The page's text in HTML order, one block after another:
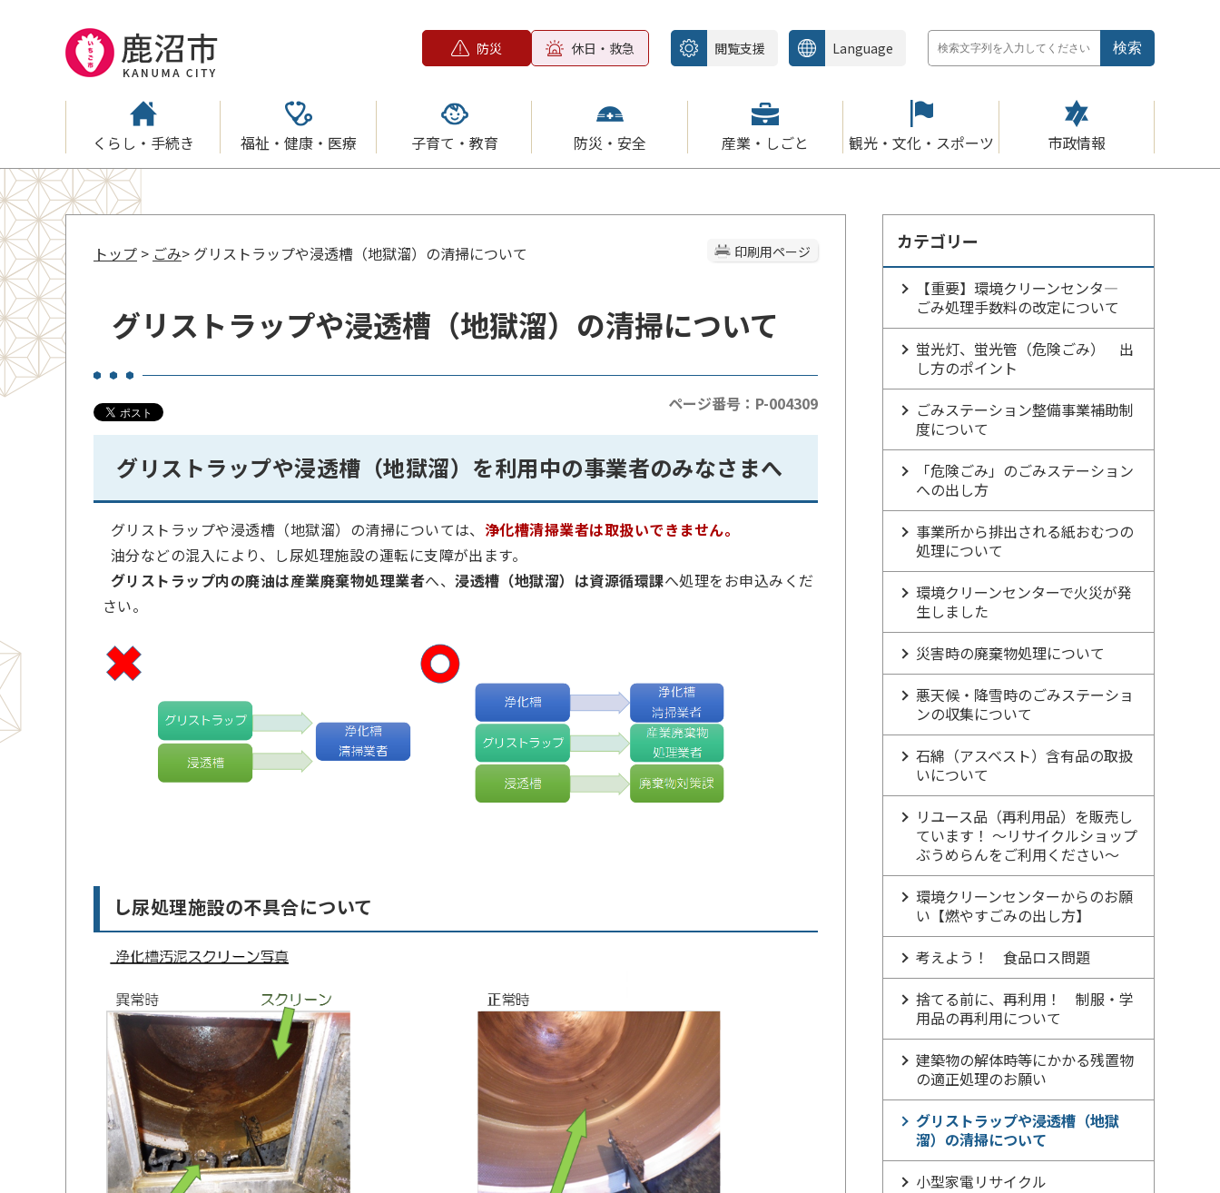
防災 休日・救急 閲覧支援 Language
くらし・手続き 福祉・健康・医療 子育て・教育 防災・安全 産業・しごと 観光・文化・スポーツ 市政情報
印刷用ページ
トップ > ごみ> グリストラップや浸透槽（地獄溜）の清掃について
グリストラップや浸透槽（地獄溜）の清掃について
ページ番号：P-004309
グリストラップや浸透槽（地獄溜）を利用中の事業者のみなさまへ
グリストラップや浸透槽（地獄溜）の清掃については、 浄化槽清掃業者は取扱いできません。
油分などの混入により、し尿処理施設の運転に支障が出ます。
グリストラップ内の廃油は産業廃棄物処理業者へ、浸透槽（地獄溜）は資源循環課へ処理をお申込みくだ
さい。
し尿処理施設の不具合について
カテゴリー
【重要】環境クリーンセンタ―
ごみ処理手数料の改定について
蛍光灯、蛍光管（危険ごみ） 出
し方のポイント
ごみステーション整備事業補助制
度について
「危険ごみ」のごみステーション
への出し方
事業所から排出される紙おむつの
処理について
環境クリーンセンターで火災が発
生しました
災害時の廃棄物処理について
悪天候・降雪時のごみステーショ
ンの収集について
石綿（アスベスト）含有品の取扱
いについて
リユース品（再利用品）を販売し
ています！ ～リサイクルショップ
ぶうめらんをご利用ください～
環境クリーンセンターからのお願
い【燃やすごみの出し方】
考えよう！ 食品ロス問題
捨てる前に、再利用！ 制服・学
用品の再利用について
建築物の解体時等にかかる残置物
の適正処理のお願い
グリストラップや浸透槽（地獄
溜）の清掃について
小型家電リサイクル